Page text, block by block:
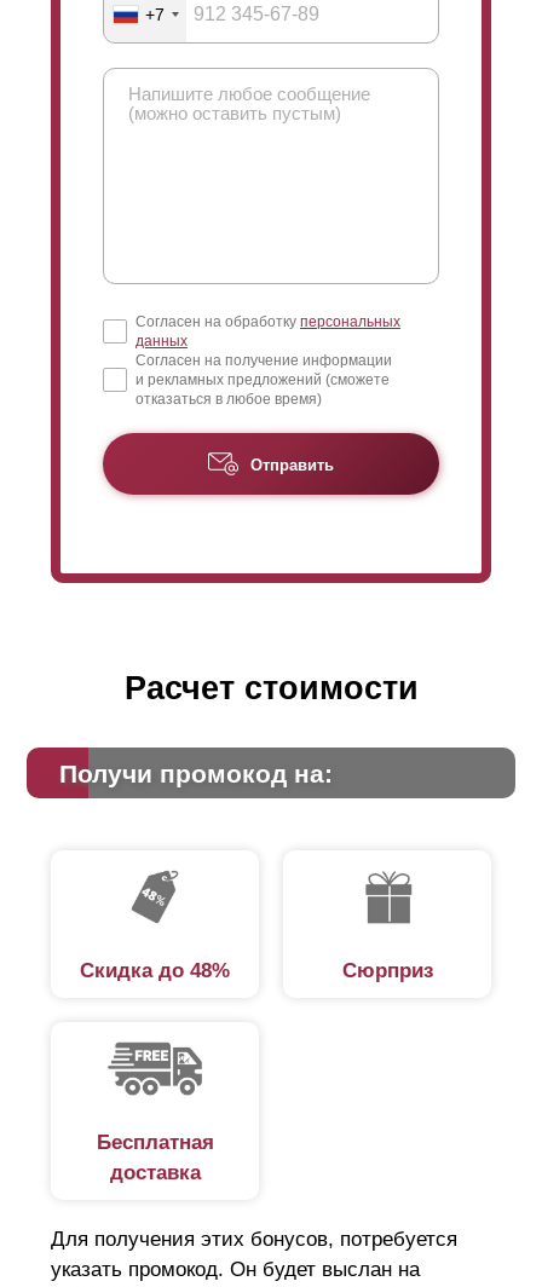
заклепки, крепящие усилитель, становятся видны с
влияет на функциональность и эксплуатационные
характеристики забора, но кому-то это может
показаться не красивым. В этом случае заклепки
+7
Согласен на обработку персональных
данных
Согласен на получение информации
и рекламных предложений (сможете
отказаться в любое время)
Отправить
Расчет стоимости
Получи промокод на:
Скидка до 48% Сюрприз
Бесплатная
доставка
Для получения этих бонусов, потребуется
указать промокод. Он будет выслан на